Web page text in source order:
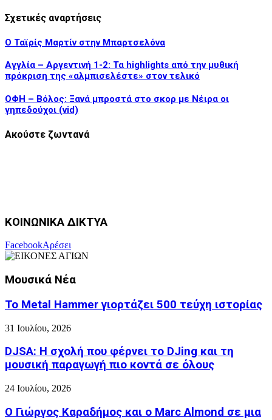
Σχετικές αναρτήσεις
Ο Ταϊρίς Μαρτίν στην Μπαρτσελόνα
Αγγλία – Αργεντινή 1-2: Τα highlights από την μυθική
πρόκριση της «αλμπισελέστε» στον τελικό
ΟΦΗ – Βόλος: Ξανά μπροστά στο σκορ με Νέιρα οι
γηπεδούχοι (vid)
Ακούστε ζωντανά
ΚΟΙΝΩΝΙΚΑ ΔΙΚΤΥΑ
FacebookΑρέσει
Μουσικά Νέα
Το Metal Hammer γιορτάζει 500 τεύχη ιστορίας
31 Ιουλίου, 2026
DJSA: Η σχολή που φέρνει το DJing και τη
μουσική παραγωγή πιο κοντά σε όλους
24 Ιουλίου, 2026
Ο Γιώργος Καραδήμος και ο Marc Almond σε μια